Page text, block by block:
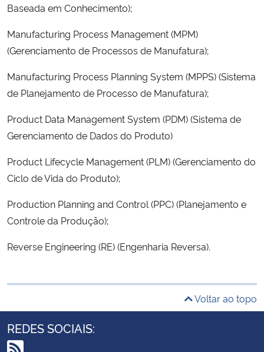
Baseada em Conhecimento);
Manufacturing Process Management (MPM)
(Gerenciamento de Processos de Manufatura);
Manufacturing Process Planning System (MPPS) (Sistema
de Planejamento de Processo de Manufatura);
Product Data Management System (PDM) (Sistema de
Gerenciamento de Dados do Produto)
Product Lifecycle Management (PLM) (Gerenciamento do
Ciclo de Vida do Produto);
Production Planning and Control (PPC) (Planejamento e
Controle da Produção);
Reverse Engineering (RE) (Engenharia Reversa).
Voltar ao topo
REDES SOCIAIS: